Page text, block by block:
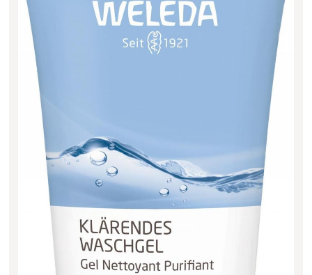
Hofladen Hoffelner Detail
Kuglbauer - Familie Bischof
La Toscana Anita Wolf e.U.
Stiftsgärtnerei
Weinkellerei Stift
Kremsmünster
Wildkraut Detail
Filter zurücksetzen